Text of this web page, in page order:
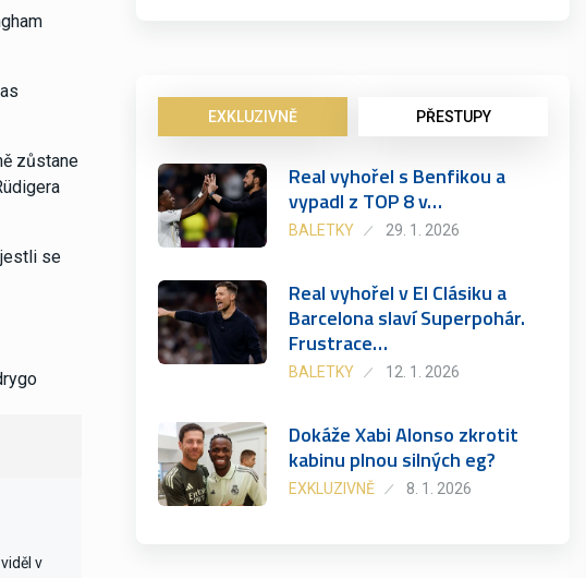
zůstane
jestli se
v
EXKLUZIVNĚ PŘESTUPY
Real vyhořel s Benfikou a
vypadl z TOP 8 v…
BALETKY 29. 1. 2026
Real vyhořel v El Clásiku a
Barcelona slaví Superpohár.
Frustrace…
BALETKY 12. 1. 2026
Dokáže Xabi Alonso zkrotit
kabinu plnou silných eg?
EXKLUZIVNĚ 8. 1. 2026